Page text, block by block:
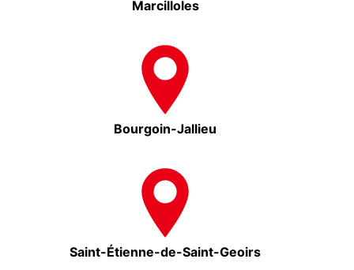
Marcilloles
Bourgoin-Jallieu
Saint-Étienne-de-Saint-Geoirs